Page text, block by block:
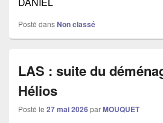
Posté dansNon classé
LAS : suite du
Hélios
Posté le 27 mai 2026parMOUQUET